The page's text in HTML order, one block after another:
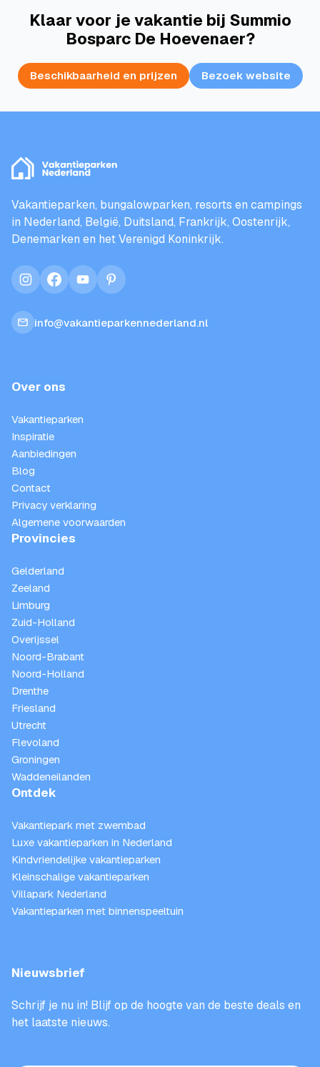
Klaar voor je vakantie bij Summio
Bosparc De Hoevenaer?
Beschikbaarheid en prijzen Bezoek website
Vakantieparken, bungalowparken, resorts en campings
in Nederland, België, Duitsland, Frankrijk, Oostenrijk,
Denemarken en het Verenigd Koninkrijk.
instagramfacebookyoutubepinterest
info@vakantieparkennederland.nl
Over ons
Vakantieparken
Inspiratie
Aanbiedingen
Blog
Contact
Privacy verklaring
Algemene voorwaarden
Provincies
Gelderland
Zeeland
Limburg
Zuid-Holland
Overijssel
Noord-Brabant
Noord-Holland
Drenthe
Friesland
Utrecht
Flevoland
Groningen
Waddeneilanden
Ontdek
Vakantiepark met zwembad
Luxe vakantieparken in Nederland
Kindvriendelijke vakantieparken
Kleinschalige vakantieparken
Villapark Nederland
Vakantieparken met binnenspeeltuin
Nieuwsbrief
Schrijf je nu in! Blijf op de hoogte van de beste deals en
het laatste nieuws.